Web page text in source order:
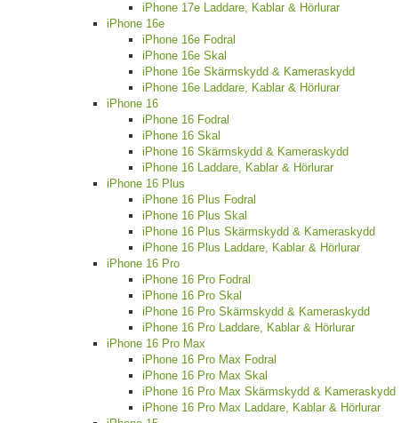
iPhone 17e Laddare, Kablar & Hörlurar
iPhone 16e
iPhone 16e Fodral
iPhone 16e Skal
iPhone 16e Skärmskydd & Kameraskydd
iPhone 16e Laddare, Kablar & Hörlurar
iPhone 16
iPhone 16 Fodral
iPhone 16 Skal
iPhone 16 Skärmskydd & Kameraskydd
iPhone 16 Laddare, Kablar & Hörlurar
iPhone 16 Plus
iPhone 16 Plus Fodral
iPhone 16 Plus Skal
iPhone 16 Plus Skärmskydd & Kameraskydd
iPhone 16 Plus Laddare, Kablar & Hörlurar
iPhone 16 Pro
iPhone 16 Pro Fodral
iPhone 16 Pro Skal
iPhone 16 Pro Skärmskydd & Kameraskydd
iPhone 16 Pro Laddare, Kablar & Hörlurar
iPhone 16 Pro Max
iPhone 16 Pro Max Fodral
iPhone 16 Pro Max Skal
iPhone 16 Pro Max Skärmskydd & Kameraskydd
iPhone 16 Pro Max Laddare, Kablar & Hörlurar